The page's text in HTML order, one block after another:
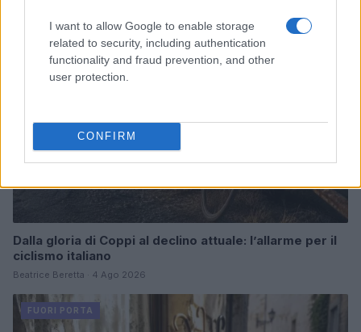
I want to allow Google to enable storage
related to security, including authentication
functionality and fraud prevention, and other
user protection.
CONFIRM
Dalla gloria di Coppi al declino attuale: l’allarme per il
ciclismo italiano
Beatrice Beretta · 4 Ago 2026
FUORI PORTA